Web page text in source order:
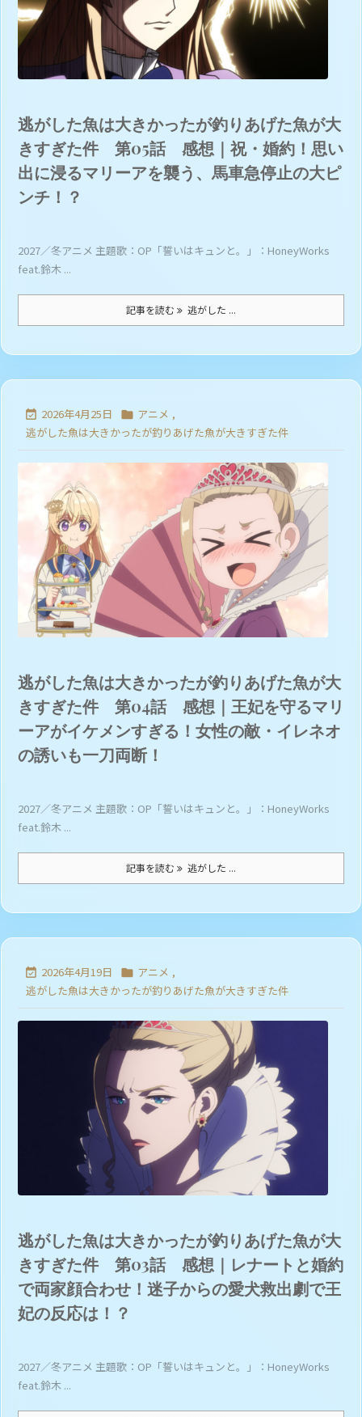
逃がした魚は大きかったが釣りあげた魚が大
きすぎた件 第05話 感想｜祝・婚約！思い
出に浸るマリーアを襲う、馬車急停止の大ピ
ンチ！？
2027／冬アニメ 主題歌：OP「誓いはキュンと。」：HoneyWorks
feat.鈴木 ...
記事を読む 逃がした ...
 2026年4月25日  アニメ ,
逃がした魚は大きかったが釣りあげた魚が大きすぎた件
逃がした魚は大きかったが釣りあげた魚が大
きすぎた件 第04話 感想｜王妃を守るマリ
ーアがイケメンすぎる！女性の敵・イレネオ
の誘いも一刀両断！
2027／冬アニメ 主題歌：OP「誓いはキュンと。」：HoneyWorks
feat.鈴木 ...
記事を読む 逃がした ...
 2026年4月19日  アニメ ,
逃がした魚は大きかったが釣りあげた魚が大きすぎた件
逃がした魚は大きかったが釣りあげた魚が大
きすぎた件 第03話 感想｜レナートと婚約
で両家顔合わせ！迷子からの愛犬救出劇で王
妃の反応は！？
2027／冬アニメ 主題歌：OP「誓いはキュンと。」：HoneyWorks
feat.鈴木 ...